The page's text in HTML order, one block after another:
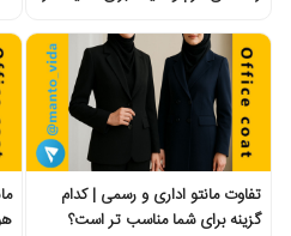
تفاوت مانتو اداری و رسمی | کدام
گزینه برای شما مناسب تر است؟